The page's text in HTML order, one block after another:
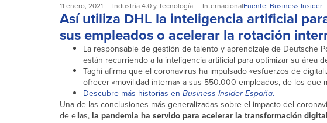
11 enero, 2021 Industria 4.0 y Tecnología InternacionalFuente: Business Insider
Así utiliza DHL la inteligencia artificial
sus empleados o acelerar la rotación
La responsable de gestión de talento y aprendizaje de Deutsche
están recurriendo a la inteligencia artificial para optimizar su
Taghi afirma que el coronavirus ha impulsado «esfuerzos de
ofrecer «movilidad interna» a sus 550.000 empleados, de los
Descubre más historias en Business Insider España.
Una de las conclusiones más generalizadas sobre el impacto del
de ellas, la pandemia ha servido para acelerar la transformación digital